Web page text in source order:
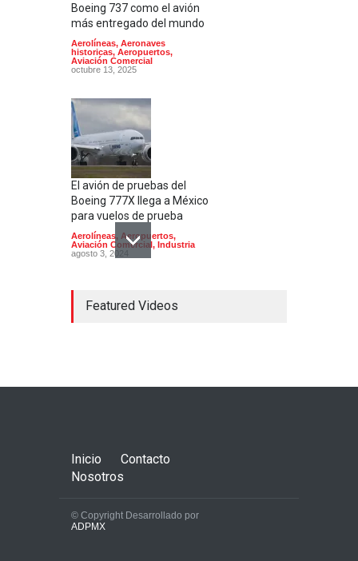
Boeing 737 como el avión
más entregado del mundo
Aerolíneas, Aeronaves
historicas, Aeropuertos,
Aviación Comercial
octubre 13, 2025
El avión de pruebas del
Boeing 777X llega a México
para vuelos de prueba
Aerolíneas, Aeropuertos,
Aviación Comercial, Industria
agosto 3, 2024
estado de sitio
Featured Videos
Inicio
Contacto
Nosotros
© Copyright Desarrollado por
ADPMX